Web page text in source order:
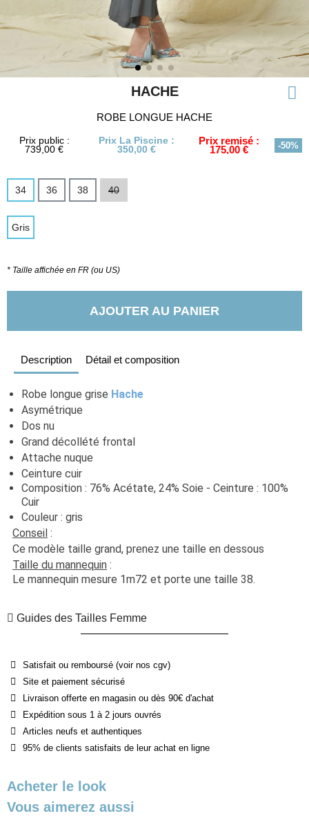
HACHE
ROBE LONGUE HACHE
Prix public :
739,00 €
Prix La Piscine :
350,00 €
Prix remisé :
175,00 € -50%
34 36 38 40
Gris
* Taille affichée en FR (ou US)
AJOUTER AU PANIER
Description Détail et composition
Robe longue grise Hache
Asymétrique
Dos nu
Grand décollété frontal
Attache nuque
Ceinture cuir
Composition : 76% Acétate, 24% Soie - Ceinture : 100%
Cuir
Couleur : gris
Conseil :
Ce modèle taille grand, prenez une taille en dessous
Taille du mannequin :
Le mannequin mesure 1m72 et porte une taille 38.
Guides des Tailles Femme
Satisfait ou remboursé (voir nos cgv)
Site et paiement sécurisé
Livraison offerte en magasin ou dès 90€ d'achat
Expédition sous 1 à 2 jours ouvrés
Articles neufs et authentiques
95% de clients satisfaits de leur achat en ligne
Acheter le look
Vous aimerez aussi